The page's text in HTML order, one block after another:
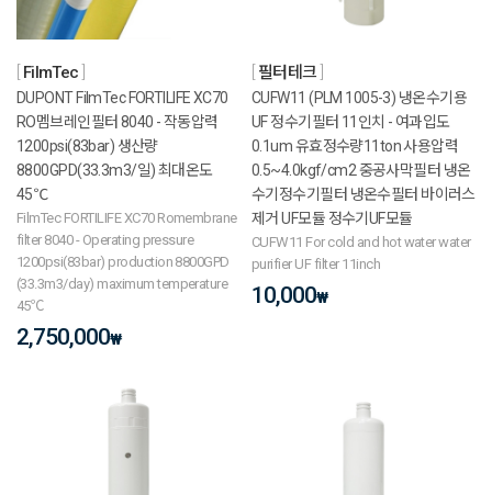
FilmTec
DUPONT FilmTec FORTILIFE XC70
RO멤브레인필터 8040 - 작동압력
1200psi(83bar) 생산량
8800GPD(33.3m3/일) 최대온도
45℃
FilmTec FORTILIFE XC70 Romembrane
filter 8040 - Operating pressure
1200psi(83bar) production 8800GPD
(33.3m3/day) maximum temperature
45℃
2,750,000₩
필터테크
CUFW11 (PLM 1005-3) 냉온수기용
UF 정수기필터 11인치 - 여과입도
0.1um 유효정수량11ton 사용압력
0.5~4.0kgf/cm2 중공사막필터 냉온
수기정수기필터 냉온수필터 바이러스
제거 UF모듈 정수기UF모듈
CUFW11 For cold and hot water water
purifier UF filter 11inch
10,000₩